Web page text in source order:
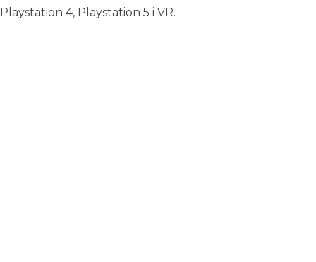
Playstation 4, Playstation 5 i VR.